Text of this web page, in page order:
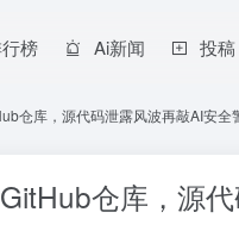
榜 Ai新闻 投稿
仓库，源代码泄露风波再敲AI安全
仓库，源